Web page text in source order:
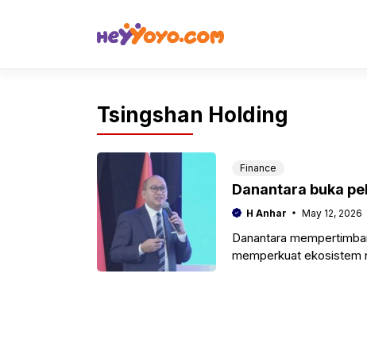
Tsingshan Holding
Finance
Danantara buka
H Anhar May 12, 2026
Danantara
memperkuat ekosistem